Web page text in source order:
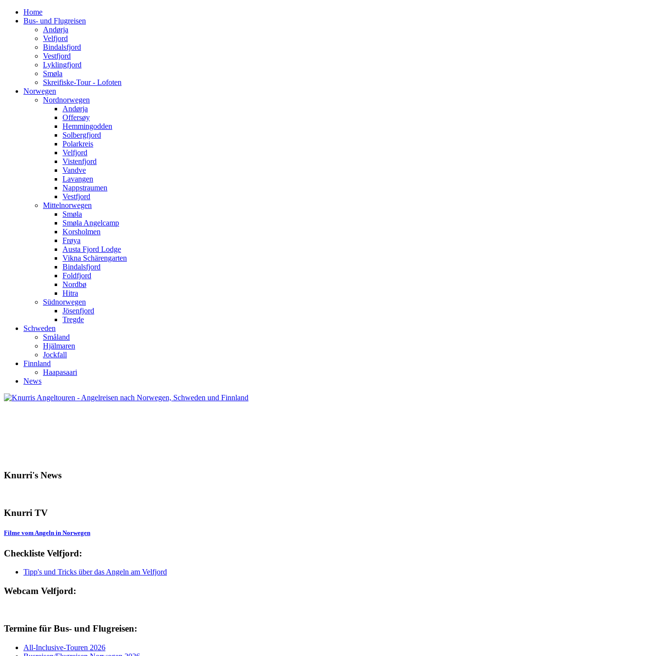
Home
Bus- und Flugreisen
Andørja
Velfjord
Bindalsfjord
Vestfjord
Lyklingfjord
Smøla
Skreifiske-Tour - Lofoten
Norwegen
Nordnorwegen
Andørja
Offersøy
Hemmingodden
Solbergfjord
Polarkreis
Velfjord
Vistenfjord
Vandve
Lavangen
Nappstraumen
Vestfjord
Mittelnorwegen
Smøla
Smøla Angelcamp
Korsholmen
Frøya
Austa Fjord Lodge
Vikna Schärengarten
Bindalsfjord
Foldfjord
Nordbø
Hitra
Südnorwegen
Jösenfjord
Tregde
Schweden
Småland
Hjälmaren
Jockfall
Finnland
Haapasaari
News
Knurri's News
Knurri TV
Filme vom Angeln in Norwegen
Checkliste Velfjord:
Tipp's und Tricks über das Angeln am Velfjord
Webcam Velfjord:
Termine für Bus- und Flugreisen:
All-Inclusive-Touren 2026